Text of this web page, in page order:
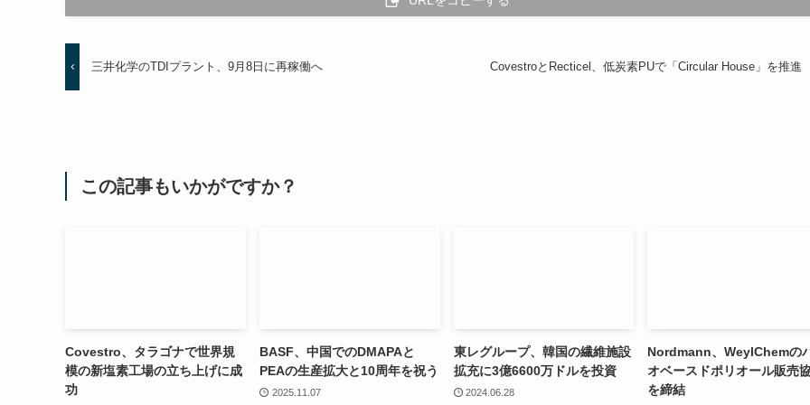
三井化学のTDIプラント、9月8日に再稼働へ CovestroとRecticel、低炭素PUで「Circular House」を推進
この記事もいかがですか？
Covestro、タラゴナで世界規
模の新塩素工場の立ち上げに成
功
BASF、中国でのDMAPAと
PEAの生産拡大と10周年を祝う
2025.11.07
東レグループ、韓国の繊維施設
拡充に3億6600万ドルを投資
2024.06.28
Nordmann、WeylChemの
オベースドポリオール販売
を締結